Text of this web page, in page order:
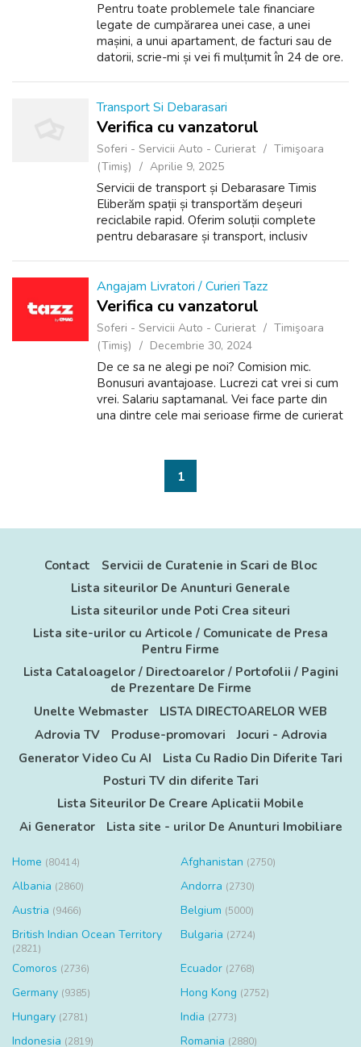
Pentru toate problemele tale financiare
legate de cumpărarea unei case, a unei
mașini, a unui apartament, de facturi sau de
datorii, scrie-mi și vei fi mulțumit în 24 de ore.
Transport Si Debarasari
Verifica cu vanzatorul
Soferi - Servicii Auto - Curierat
Timişoara
(Timiş)
Aprilie 9, 2025
Servicii de transport și Debarasare Timis
Eliberăm spații și transportăm deșeuri
reciclabile rapid. Oferim soluții complete
pentru debarasare și transport, inclusiv
Angajam Livratori / Curieri Tazz
Verifica cu vanzatorul
Soferi - Servicii Auto - Curierat
Timişoara
(Timiş)
Decembrie 30, 2024
De ce sa ne alegi pe noi? Comision mic.
Bonusuri avantajoase. Lucrezi cat vrei si cum
vrei. Salariu saptamanal. Vei face parte din
una dintre cele mai serioase firme de curierat
1
Contact
Servicii de Curatenie in Scari de Bloc
Lista siteurilor De Anunturi Generale
Lista siteurilor unde Poti Crea siteuri
Lista site-urilor cu Articole / Comunicate de Presa
Pentru Firme
Lista Cataloagelor / Directoarelor / Portofolii / Pagini
de Prezentare De Firme
Unelte Webmaster
LISTA DIRECTOARELOR WEB
Adrovia TV
Produse-promovari
Jocuri - Adrovia
Generator Video Cu AI
Lista Cu Radio Din Diferite Tari
Posturi TV din diferite Tari
Lista Siteurilor De Creare Aplicatii Mobile
Ai Generator
Lista site - urilor De Anunturi Imobiliare
Home (80414) Afghanistan (2750)
Albania (2860) Andorra (2730)
Austria (9466) Belgium (5000)
British Indian Ocean Territory
(2821)
Bulgaria (2724)
Comoros (2736) Ecuador (2768)
Germany (9385) Hong Kong (2752)
Hungary (2781) India (2773)
Indonesia (2819) Romania (2880)